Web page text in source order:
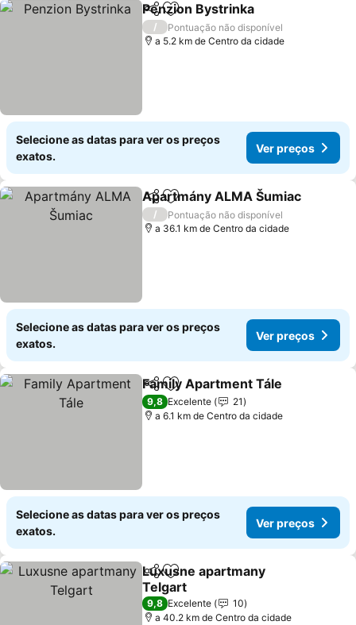
PartilharAdicionar aos favoritos
Penzion Bystrinka
/
Pontuação não disponível
a 5.2 km de Centro da cidade
Selecione as datas para ver os preços
exatos.
Ver preços
PartilharAdicionar aos favoritos
Apartmány ALMA Šumiac
/
Pontuação não disponível
a 36.1 km de Centro da cidade
Selecione as datas para ver os preços
exatos.
Ver preços
PartilharAdicionar aos favoritos
Family Apartment Tále
9,8 Excelente
21
a 6.1 km de Centro da cidade
Selecione as datas para ver os preços
exatos.
Ver preços
PartilharAdicionar aos favoritos
Luxusne apartmany
Telgart
9,8 Excelente
10
a 40.2 km de Centro da cidade